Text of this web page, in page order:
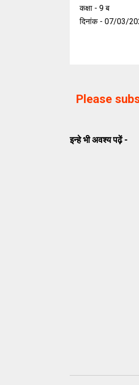
कक्षा - 9 ब
दिनांक - 07/03/
Please
इन्हे भी अवश्य पढ़ें -